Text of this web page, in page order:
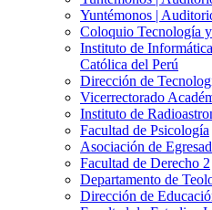
Yuntémonos |
Coloquio Tecnología
Instituto de
Católica del Perú
Dirección de
Vicerrectorado
Instituto de
Facultad de Psicología
Asociación de
Facultad de Derecho 2
Departamento de
Dirección de